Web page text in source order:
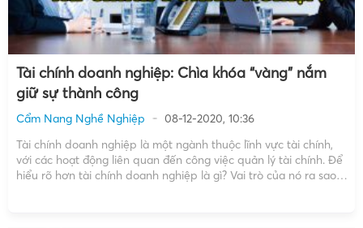
Tài chính doanh nghiệp: Chìa khóa “vàng” nắm
giữ sự thành công
Cẩm Nang Nghề Nghiệp
08-12-2020, 10:36
Tài chính doanh nghiệp là một ngành thuộc lĩnh vực tài chính,
với các hoạt động liên quan đến công việc quản lý tài chính. Để
hiểu rõ hơn tài chính doanh nghiệp là gì? Vai trò của nó ra sao?